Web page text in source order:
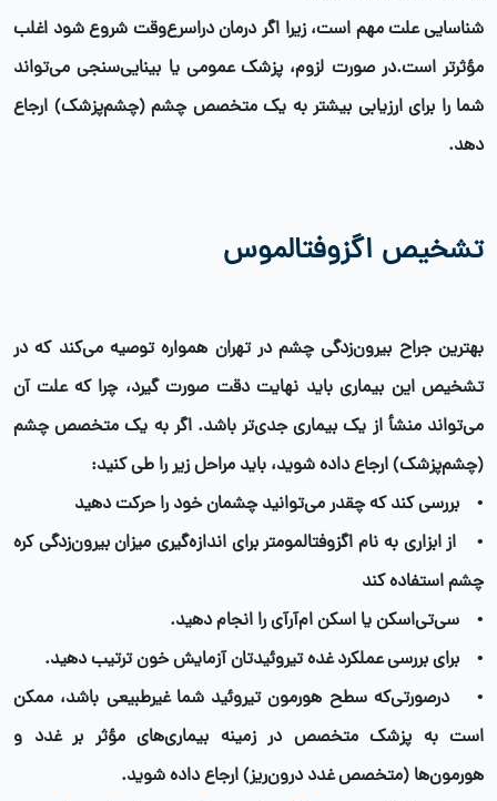
شناسایی علت مهم است، زیرا اگر درمان دراسرع‌وقت شروع شود اغلب
مؤثرتر است.در صورت لزوم، پزشک عمومی یا بینایی‌سنجی می‌تواند
شما را برای ارزیابی بیشتر به یک متخصص چشم (چشم‌پزشک) ارجاع
دهد.
تشخیص اگزوفتالموس
بهترین جراح بیرون‌زدگی چشم در تهران همواره توصیه می‌کند که در
تشخیص این بیماری باید نهایت دقت صورت گیرد، چرا که علت آن
می‌تواند منشأ از یک بیماری جدی‌تر باشد. اگر به یک متخصص چشم
(چشم‌پزشک) ارجاع داده شوید، باید مراحل زیر را طی کنید:
• بررسی کند که چقدر می‌توانید چشمان خود را حرکت دهید
• از ابزاری به نام اگزوفتالمومتر برای اندازه‌گیری میزان بیرون‌زدگی کره
چشم استفاده کند
• سی‌تی‌اسکن یا اسکن ام‌آرآی را انجام دهید.
• برای بررسی عملکرد غده تیروئیدتان آزمایش خون ترتیب دهید.
• درصورتی‌که سطح هورمون تیروئید شما غیرطبیعی باشد، ممکن
است به پزشک متخصص در زمینه بیماری‌های مؤثر بر غدد و
هورمون‌ها (متخصص غدد درون‌ریز) ارجاع داده شوید.